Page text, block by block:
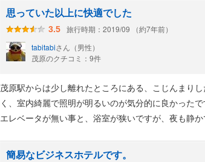
思っていた以上に快適でした
3.5
旅行時期：2019/09 （約7年前）
tabitabiさん（男性）
茂原のクチコミ：9件
茂原駅からは少し離れたところにある、こじんまり
く、室内綺麗で照明が明るいのが気分的に良かったで
エレベータが無い事と、浴室が狭いですが、夜も静
簡易なビジネスホテルです。